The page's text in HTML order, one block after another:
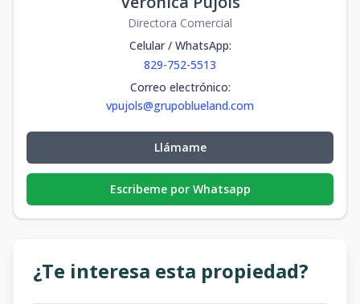
Directora Comercial
Celular / WhatsApp:
829-752-5513
Correo electrónico:
vpujols@grupoblueland.com
Llámame
Escribeme por Whatsapp
¿Te interesa esta propiedad?